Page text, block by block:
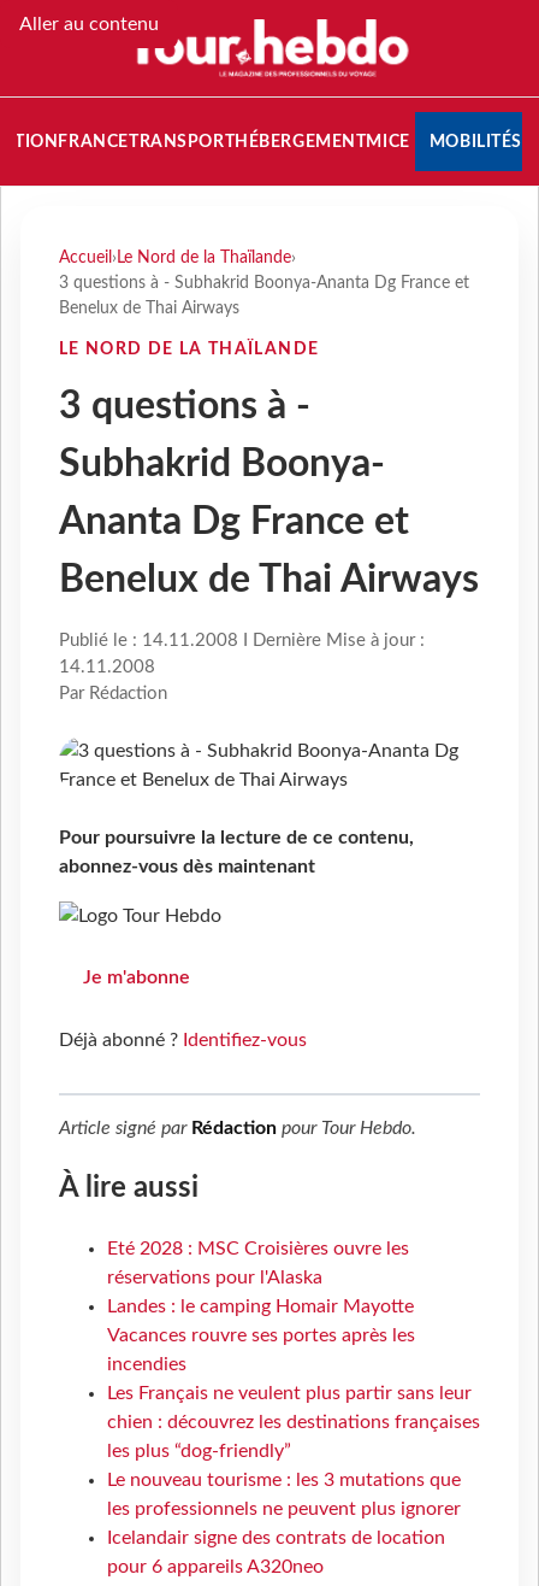
Aller au contenu
FRANCETRANSPORT HÉBERGEMENTMICE MOBILITÉS
Accueil › Le Nord de la Thaïlande›
3 questions à - Subhakrid Boonya-Ananta Dg France et
Benelux de Thai Airways
LE NORD DE LA THAÏLANDE
3 questions à -
Subhakrid Boonya-
Ananta Dg France et
Benelux de Thai Airways
Publié le : 14.11.2008 I Dernière Mise à jour :
14.11.2008
Par Rédaction
Pour poursuivre la lecture de ce contenu,
abonnez-vous dès maintenant
Je m'abonne
Déjà abonné ? Identifiez-vous
Article signé par Rédaction pour Tour Hebdo.
À lire aussi
Eté 2028 : MSC Croisières ouvre les
réservations pour l'Alaska
Landes : le camping Homair Mayotte
Vacances rouvre ses portes après les
incendies
Les Français ne veulent plus partir sans leur
chien : découvrez les destinations françaises
les plus “dog-friendly”
Le nouveau tourisme : les 3 mutations que
les professionnels ne peuvent plus ignorer
Icelandair signe des contrats de location
pour 6 appareils A320neo